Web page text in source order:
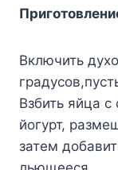
Включить
Взбить яйца
йогурт,
затем